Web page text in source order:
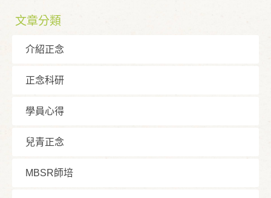
文章分類
介紹正念
正念科研
學員⼼得
兒青正念
MBSR師培